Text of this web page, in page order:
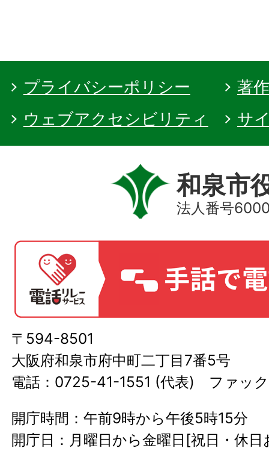
プライバシーポリシー
著
ウェブアクセシビリティ
サ
和泉市
法人番号
〒594-8501
大阪府和泉市府中町二丁目7番5号
電話：0725-41-1551 (代表) ファッ
開庁時間：午前9時から午後5時15分
開庁日：月曜日から金曜日[祝日・休